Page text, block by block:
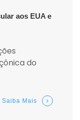
aos EUA e
do
Saiba Mais